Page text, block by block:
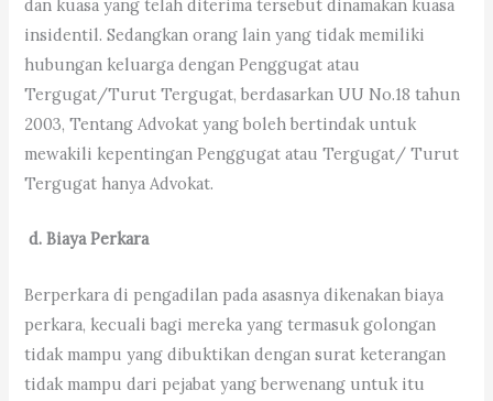
dan kuasa yang telah diterima tersebut dinamakan kuasa
insidentil. Sedangkan orang lain yang tidak memiliki
hubungan keluarga dengan Penggugat atau
Tergugat/Turut Tergugat, berdasarkan UU No.18 tahun
2003, Tentang Advokat yang boleh bertindak untuk
mewakili kepentingan Penggugat atau Tergugat/ Turut
Tergugat hanya Advokat.
d. Biaya Perkara
Berperkara di pengadilan pada asasnya dikenakan biaya
perkara, kecuali bagi mereka yang termasuk golongan
tidak mampu yang dibuktikan dengan surat keterangan
tidak mampu dari pejabat yang berwenang untuk itu